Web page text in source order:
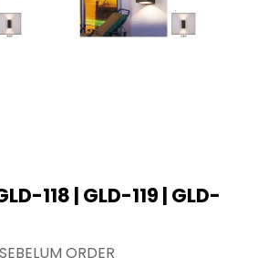
118 | GLD-119 | GLD-
ORDER